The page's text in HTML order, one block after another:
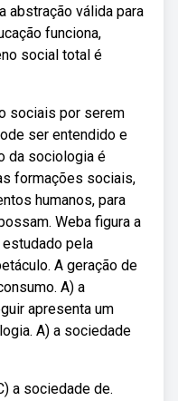
abstração válida para
funciona,
social total é
sociais por serem
ser entendido e
da sociologia é
formações sociais,
humanos, para
Weba figura a
pela
A geração de
A) a
apresenta um
A) a sociedade
a sociedade de.